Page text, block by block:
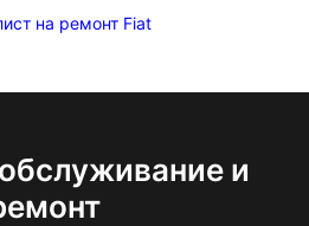
на ремонт Fiat
и